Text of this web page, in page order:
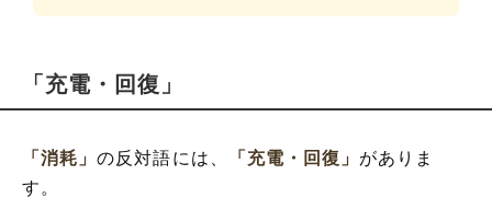
「充電・回復」
「消耗」の反対語には、 「充電・回復」 がありま
す。